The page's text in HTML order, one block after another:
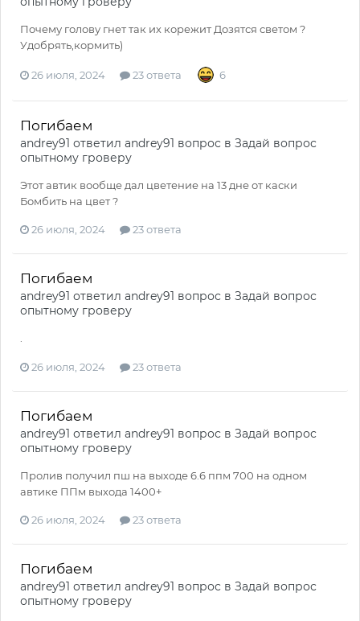
Почему голову гнет так их корежит Дозятся светом ?
Удобрять,кормить)
26 июля, 2024 23 ответа 6
Погибаем
andrey91 ответил andrey91 вопрос в Задай вопрос
опытному гроверу
Этот автик вообще дал цветение на 13 дне от каски
Бомбить на цвет ?
26 июля, 2024 23 ответа
Погибаем
andrey91 ответил andrey91 вопрос в Задай вопрос
опытному гроверу
26 июля, 2024 23 ответа
Погибаем
andrey91 ответил andrey91 вопрос в Задай вопрос
опытному гроверу
Пролив получил пш на выходе 6.6 ппм 700 на одном
автике ППм выхода 1400+
26 июля, 2024 23 ответа
Погибаем
andrey91 ответил andrey91 вопрос в Задай вопрос
опытному гроверу